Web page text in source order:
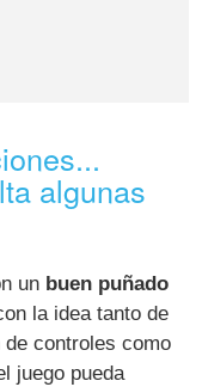
algunas
un buen puñado
la idea tanto de
controles como
juego pueda